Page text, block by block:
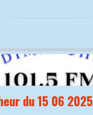
du 15 06 2025